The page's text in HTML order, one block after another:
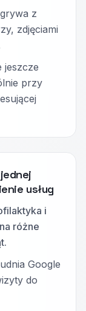
z
zdjęciami
jeszcze
przy
usług
i
różne
Google
do